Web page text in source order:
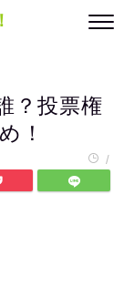
？投票権
！
/